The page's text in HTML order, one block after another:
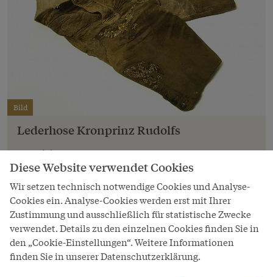
Bild
Lederhose Kronprinz Rudolfs
Copyright
Schloß Schönbrunn Kultur- und Betriebsges.m.b.H.
LeihgeberIn
Schloß Schönbrunn Kultur- und Betriebsges.m.b.H.
Diese Website verwendet Cookies
Wir setzen technisch notwendige Cookies und Analyse-
Cookies ein. Analyse-Cookies werden erst mit Ihrer
Zustimmung und ausschließlich für statistische Zwecke
verwendet. Details zu den einzelnen Cookies finden Sie in
den „Cookie-Einstellungen“. Weitere Informationen
finden Sie in unserer Datenschutzerklärung.